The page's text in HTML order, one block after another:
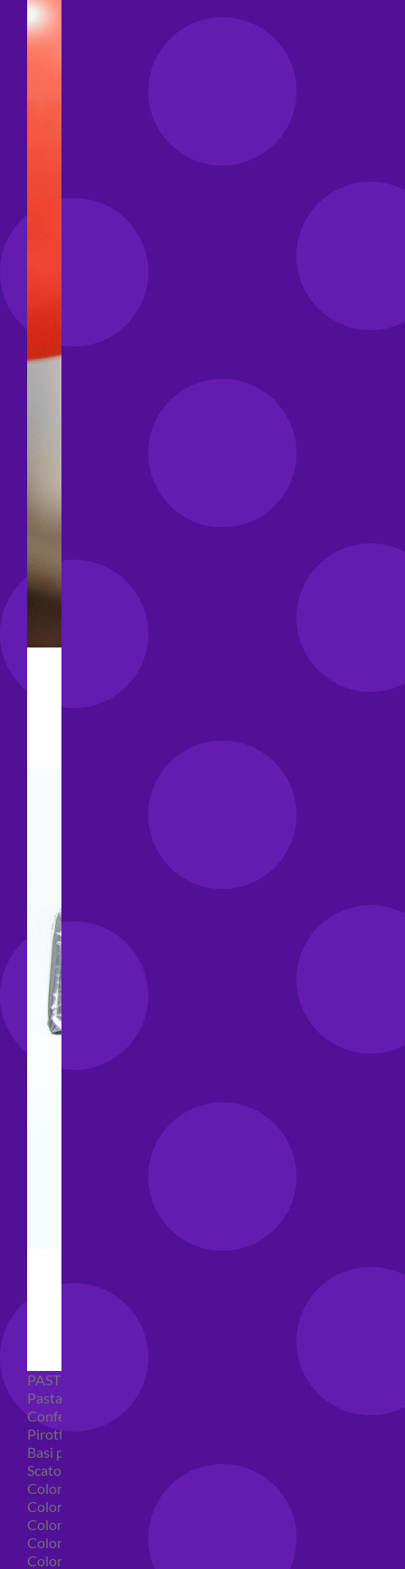
PASTICCERIA
Pasta di zucchero
Confetti
Pirottini
Basi polistirolo per torte
Scatole per torte
Coloranti alimentari
Coloranti alimentari in gel
Colorante alimentare spray
Coloranti alimentari in polvere
Coloranti liquidi